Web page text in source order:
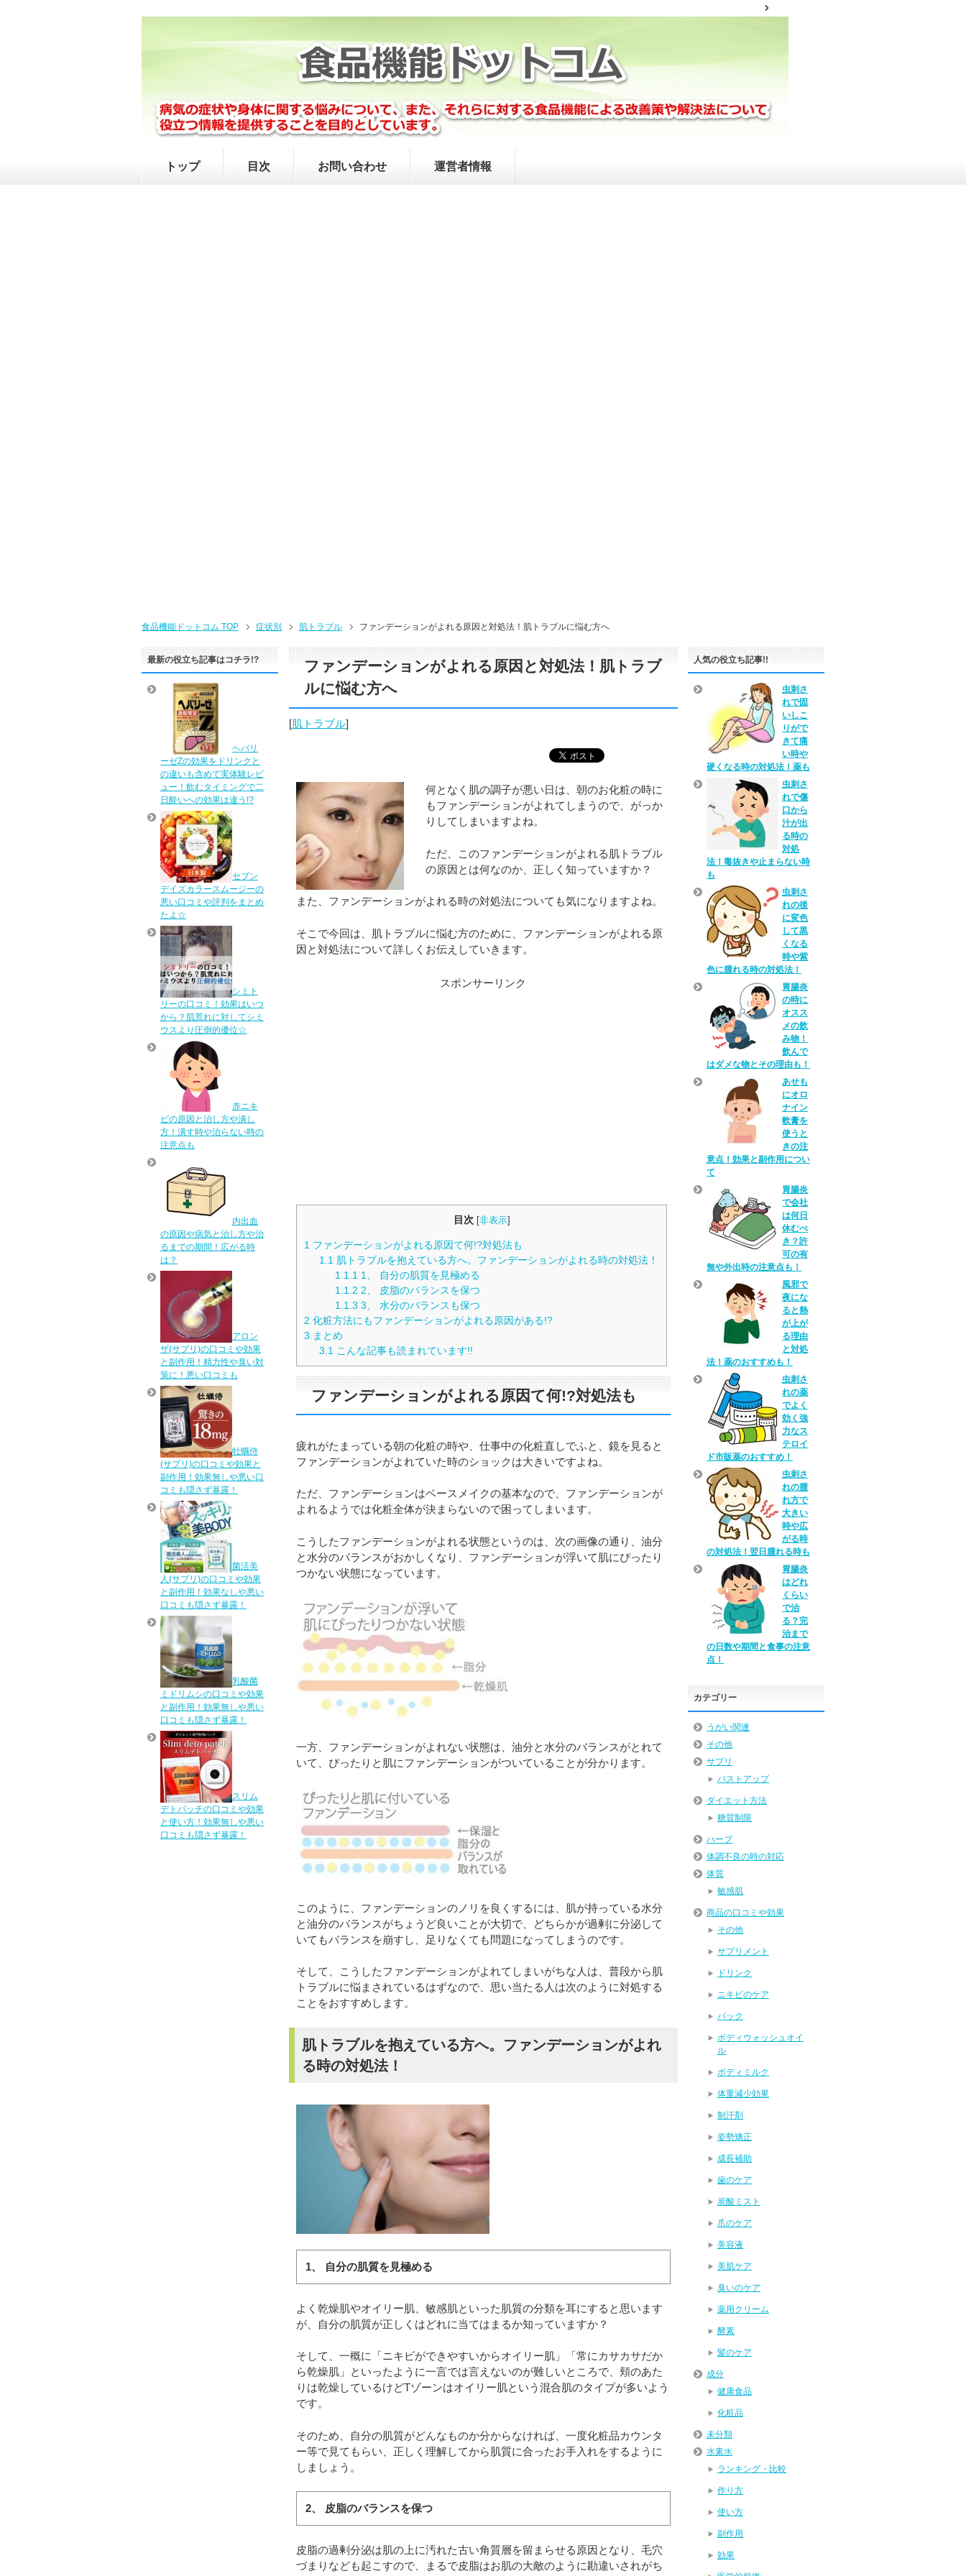
トップ 目次 お問い合わせ 運営者情報
食品機能ドットコム TOP 症状別 肌トラブル ファンデーションがよれる原因と対処法！肌トラブルに悩む方へ
ファンデーションがよれる原因と対処法！肌トラブ
ルに悩む方へ
[肌トラブル]
何となく肌の調子が悪い日は、朝のお化粧の時に
もファンデーションがよれてしまうので、がっか
りしてしまいますよね。
ただ、このファンデーションがよれる肌トラブル
の原因とは何なのか、正しく知っていますか？
また、ファンデーションがよれる時の対処法についても気になりますよね。
そこで今回は、肌トラブルに悩む方のために、ファンデーションがよれる原
因と対処法について詳しくお伝えしていきます。
スポンサーリンク
目次 [非表示]
1 ファンデーションがよれる原因て何!?対処法も
1.1 肌トラブルを抱えている方へ。ファンデーションがよれる時の対処法！
1.1.11、 自分の肌質を見極める
1.1.2 2、 皮脂のバランスを保つ
1.1.3 3、 水分のバランスも保つ
2 化粧方法にもファンデーションがよれる原因がある!?
3 まとめ
3.1 こんな記事も読まれています!!
ファンデーションがよれる原因て何!?対処法も
疲れがたまっている朝の化粧の時や、仕事中の化粧直しでふと、鏡を見ると
ファンデーションがよれていた時のショックは大きいですよね。
ただ、ファンデーションはベースメイクの基本なので、ファンデーションが
よれるようでは化粧全体が決まらないので困ってしまいます。
こうしたファンデーションがよれる状態というのは、次の画像の通り、油分
と水分のバランスがおかしくなり、ファンデーションが浮いて肌にぴったり
つかない状態になっています。
一方、ファンデーションがよれない状態は、油分と水分のバランスがとれて
いて、ぴったりと肌にファンデーションがついていることが分かります。
このように、ファンデーションのノリを良くするには、肌が持っている水分
と油分のバランスがちょうど良いことが大切で、どちらかが過剰に分泌して
いてもバランスを崩すし、足りなくても問題になってしまうのです。
そして、こうしたファンデーションがよれてしまいがちな人は、普段から肌
トラブルに悩まされているはずなので、思い当たる人は次のように対処する
ことをおすすめします。
肌トラブルを抱えている方へ。ファンデーションがよれ
る時の対処法！
1、 自分の肌質を見極める
よく乾燥肌やオイリー肌、敏感肌といった肌質の分類を耳にすると思います
が、自分の肌質が正しくはどれに当てはまるか知っていますか？
そして、一概に「ニキビができやすいからオイリー肌」「常にカサカサだか
ら乾燥肌」といったように一言では言えないのが難しいところで、頬のあた
りは乾燥しているけどTゾーンはオイリー肌という混合肌のタイプが多いよう
です。
そのため、自分の肌質がどんなものか分からなければ、一度化粧品カウンタ
ー等で見てもらい、正しく理解してから肌質に合ったお手入れをするように
しましょう。
2、 皮脂のバランスを保つ
皮脂の過剰分泌は肌の上に汚れた古い角質層を留まらせる原因となり、毛穴
づまりなども起こすので、まるで皮脂はお肌の大敵のように勘違いされがち
最新の役立ち記事はコチラ!?
ヘパリ
ーゼZの効果をドリンクと
の違いも含めて実体験レビ
ュー！飲むタイミングで二
日酔いへの効果は違う!?
セブン
デイズカラースムージーの
悪い口コミや評判をまとめ
たよ☆
シミト
リーの口コミ！効果はいつ
から？肌荒れに対してシミ
ウスより圧倒的優位☆
赤ニキ
ビの原因と治し方や潰し
方！潰す時や治らない時の
注意点も
内出血
の原因や病気と治し方や治
るまでの期間！広がる時
は？
アロン
ザ(サプリ)の口コミや効果
と副作用！精力性や臭い対
策に！悪い口コミも
牡蠣侍
(サプリ)の口コミや効果と
副作用！効果無しや悪い口
コミも隠さず暴露！
菌活美
人(サプリ)の口コミや効果
と副作用！効果なしや悪い
口コミも隠さず暴露！
乳酸菌
ミドリムシの口コミや効果
と副作用！効果無しや悪い
口コミも隠さず暴露！
スリム
デトパッチの口コミや効果
と使い方！効果無しや悪い
口コミも隠さず暴露！
人気の役立ち記事!!
虫刺さ
れで固
いしこ
りがで
きて痛
い時や
硬くなる時の対処法！薬も
虫刺さ
れで傷
口から
汁が出
る時の
対処
法！毒抜きや止まらない時
も
虫刺さ
れの後
に変色
して黒
くなる
時や紫
色に腫れる時の対処法！
胃腸炎
の時に
オスス
メの飲
み物！
飲んで
はダメな物とその理由も！
あせも
にオロ
ナイン
軟膏を
使うと
きの注
意点！効果と副作用につい
て
胃腸炎
で会社
は何日
休むべ
き？許
可の有
無や外出時の注意点も！
風邪で
夜にな
ると熱
が上が
る理由
と対処
法！薬のおすすめも！
虫刺さ
れの薬
でよく
効く強
力なス
テロイ
ド市販薬のおすすめ！
虫刺さ
れの腫
れ方で
大きい
時や広
がる時
の対処法！翌日腫れる時も
胃腸炎
はどれ
くらい
で治
る？完
治まで
の日数や期間と食事の注意
点！
カテゴリー
うがい関連
その他
サプリ
バストアップ
ダイエット方法
糖質制限
ハーブ
体調不良の時の対応
体質
敏感肌
商品の口コミや効果
その他
サプリメント
ドリンク
ニキビのケア
パック
ボディウォッシュオイ
ル
ボディミルク
体重減少効果
制汗剤
姿勢矯正
成長補助
歯のケア
炭酸ミスト
爪のケア
美容液
美肌ケア
臭いのケア
薬用クリーム
酵素
髪のケア
成分
健康食品
化粧品
未分類
水素水
ランキング・比較
作り方
使い方
副作用
効果